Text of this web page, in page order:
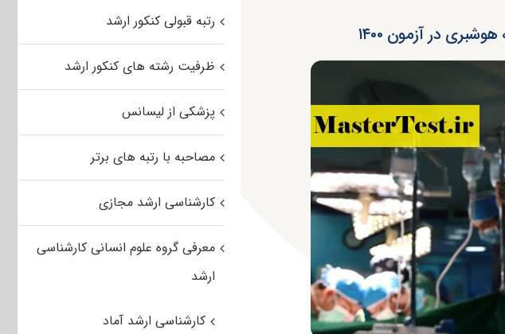
در آزمون ۱۴۰۰
رتبه قبولی کنکور ارشد
ظرفیت رشته های کنکور ارشد
پزشکی از لیسانس
مصاحبه با رتبه های برتر
کارشناسی ارشد مجازی
معرفی گروه علوم انسانی کارشناسی
ارشد
کارشناسی ارشد آماد